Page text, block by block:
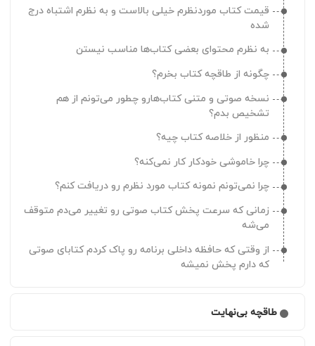
قیمت کتاب موردنظرم خیلی بالاست و به نظرم اشتباه درج
شده
به نظرم محتوای بعضی کتاب‌ها مناسب نیستن
چگونه از طاقچه کتاب بخرم؟
نسخه صوتی و متنی کتاب‌هارو چطور می‌تونم از هم
تشخیص بدم؟
منظور از خلاصه کتاب چیه؟
چرا خاموشی خودکار کار نمی‌کنه؟
چرا نمی‌تونم نمونه کتاب مورد نظرم رو دریافت کنم؟
زمانی که سرعت پخش کتاب صوتی رو تغییر می‌دم متوقف
می‌شه
از وقتی که حافظه داخلی برنامه رو پاک کردم کتابای صوتی
که دارم پخش نمیشه
طاقچه بی‌نهایت